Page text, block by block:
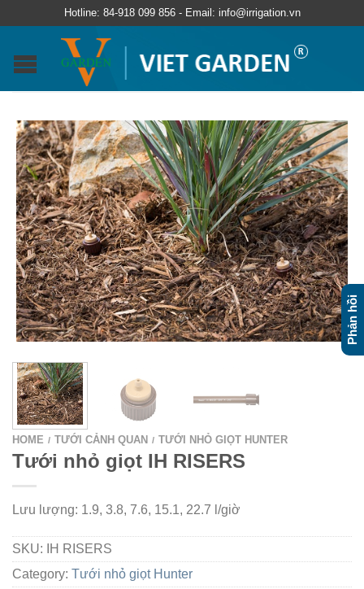
Hotline: 84-918 099 856 - Email: info@irrigation.vn
HOME / TƯỚI CẢNH QUAN / TƯỚI NHỎ GIỌT HUNTER
Tưới nhỏ giọt IH RISERS
Lưu lượng: 1.9, 3.8, 7.6, 15.1, 22.7 l/giờ
SKU:
IH RISERS
Category: Tưới nhỏ giọt Hunter
Phản hồi